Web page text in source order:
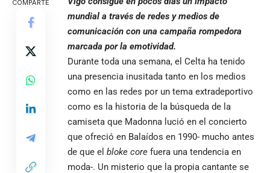
COMPARTE
mundial a través de redes y medios de
comunicación con una campaña rompedora
marcada por la emotividad.
Durante toda una semana, el Celta ha tenido
una presencia inusitada tanto en los medios
como en las redes por un tema extradeportivo
como es la historia de la búsqueda de la
camiseta que Madonna lució en el concierto
que ofreció en Balaídos en 1990- mucho antes
de que el bloke core fuera una tendencia en
moda-. Un misterio que la propia cantante se